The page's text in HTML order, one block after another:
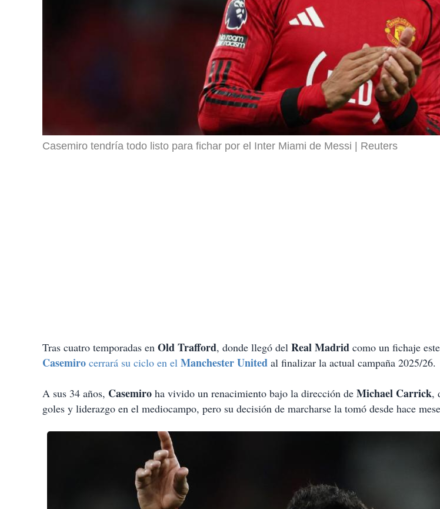
Casemiro tendría todo listo para fichar por el Inter Miami de Messi Reuters
Tras cuatro temporadas en Old Trafford, donde llegó del Real Madrid como un fichaje
Casemiro cerrará su ciclo en el Manchester United al finalizar la actual campaña 2025/26.
A sus 34 años, Casemiro ha vivido un renacimiento bajo la dirección de Michael Carrick,
goles y liderazgo en el mediocampo, pero su decisión de marcharse la tomó desde hace